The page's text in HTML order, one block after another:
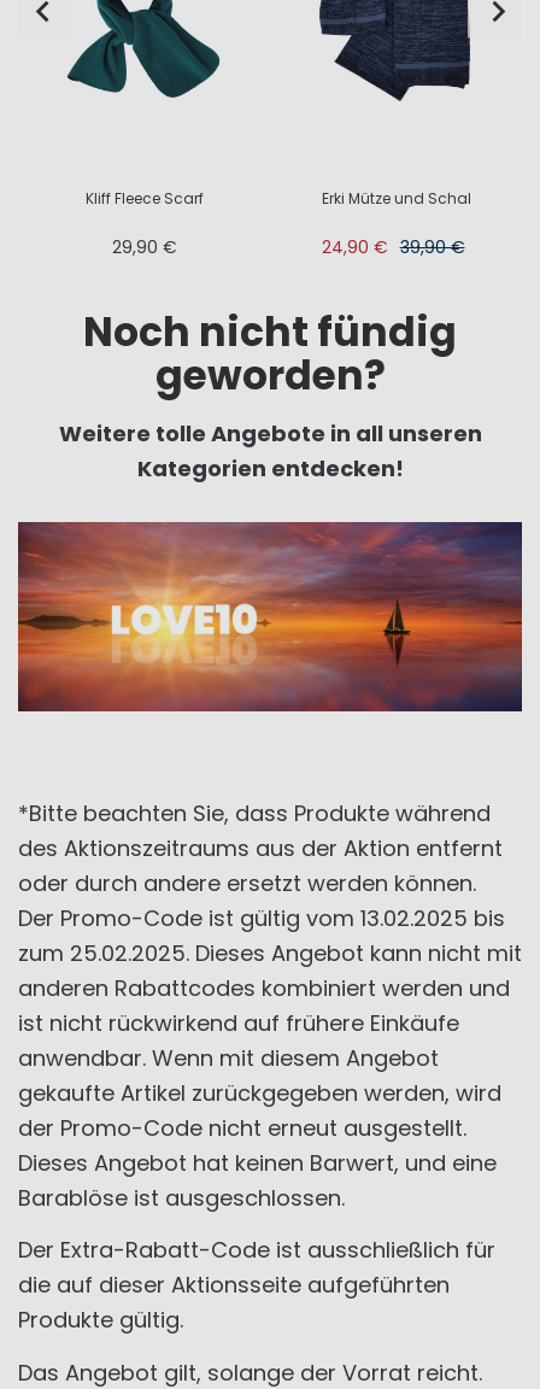
Kliff Fleece Scarf
29,90 €
Erki Mütze und Schal
24,90 € 39,90 €
Noch nicht fündig
geworden?
Weitere tolle Angebote in all unseren
Kategorien entdecken!
*Bitte beachten Sie, dass Produkte während
des Aktionszeitraums aus der Aktion entfernt
oder durch andere ersetzt werden können.
Der Promo-Code ist gültig vom 13.02.2025 bis
zum 25.02.2025. Dieses Angebot kann nicht mit
anderen Rabattcodes kombiniert werden und
ist nicht rückwirkend auf frühere Einkäufe
anwendbar. Wenn mit diesem Angebot
gekaufte Artikel zurückgegeben werden, wird
der Promo-Code nicht erneut ausgestellt.
Dieses Angebot hat keinen Barwert, und eine
Barablöse ist ausgeschlossen.
Der Extra-Rabatt-Code ist ausschließlich für
die auf dieser Aktionsseite aufgeführten
Produkte gültig.
Das Angebot gilt, solange der Vorrat reicht.